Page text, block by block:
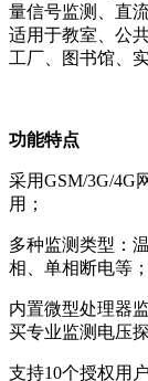
量信号监测、直
适用于教室、公
工厂、图书馆、
功能特点
采用GSM/3G/4G
用；
多种监测类型：
相、单相断电等；
内置微型处理器
买专业监测电压
支持10个授权用